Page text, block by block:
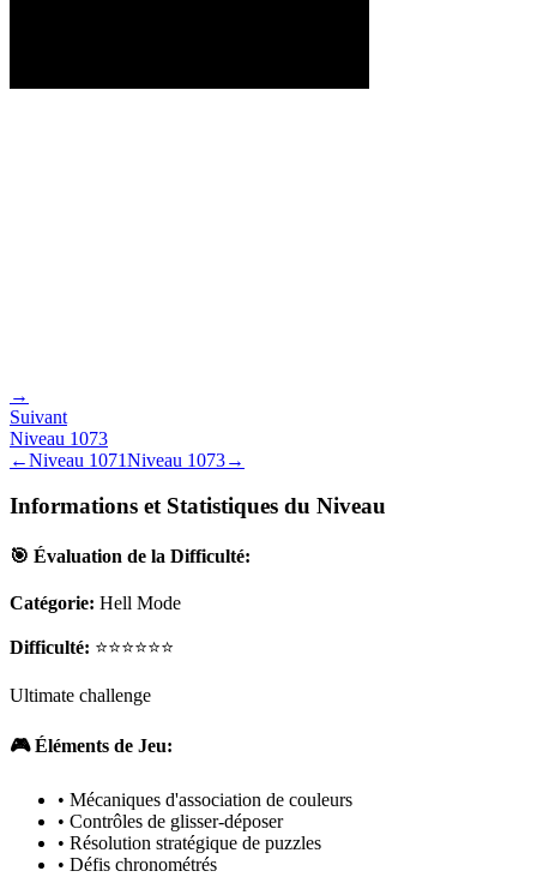
→
Suivant
Niveau 1073
←Niveau 1071Niveau 1073→
Informations et Statistiques du Niveau
🎯 Évaluation de la Difficulté:
Catégorie: Hell Mode
Difficulté: ⭐⭐⭐⭐⭐⭐
Ultimate challenge
🎮 Éléments de Jeu:
• Mécaniques d'association de couleurs
• Contrôles de glisser-déposer
• Résolution stratégique de puzzles
• Défis chronométrés